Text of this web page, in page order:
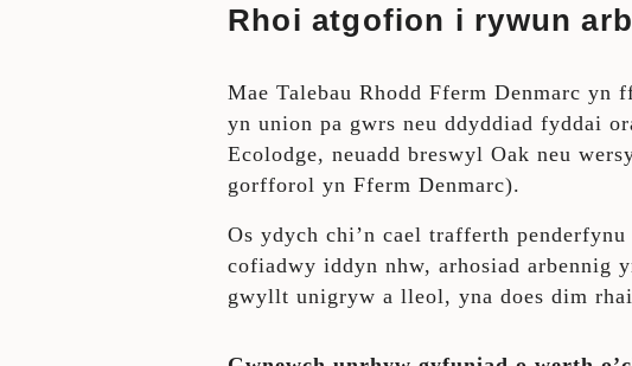
Rhoi atgofion i rywun
Mae Talebau Rhodd Fferm Denmarc
yn union pa gwrs neu ddyddiad fyddai
Ecolodge, neuadd breswyl Oak neu
gorfforol yn Fferm Denmarc).
Os ydych chi’n cael trafferth
cofiadwy iddyn nhw, arhosiad arbennig
gwyllt unigryw a lleol, yna does dim